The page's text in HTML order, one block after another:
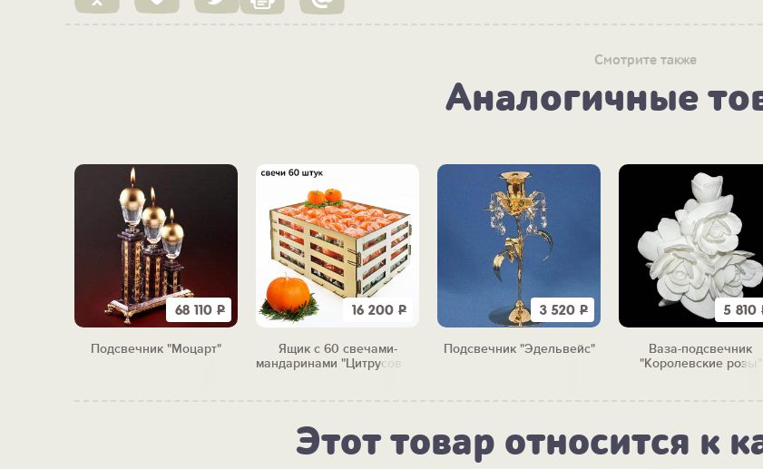
Смотрите также
Аналогичные
68 110 Р
Подсвечник "Моцарт"
16 200 Р
Ящик с 60 свечами-
мандаринами "Цитрусовый
3 520 Р
Подсвечник "Эдельвейс"
5 810
Ваза-подсвечник
"Королевские розы"
Этот товар относится к